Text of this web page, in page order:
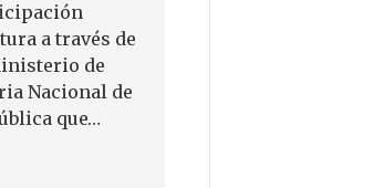
a través de
de
Nacional de
que…